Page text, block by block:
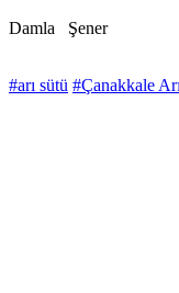
Damla Şener
#arı sütü #Çanakkale